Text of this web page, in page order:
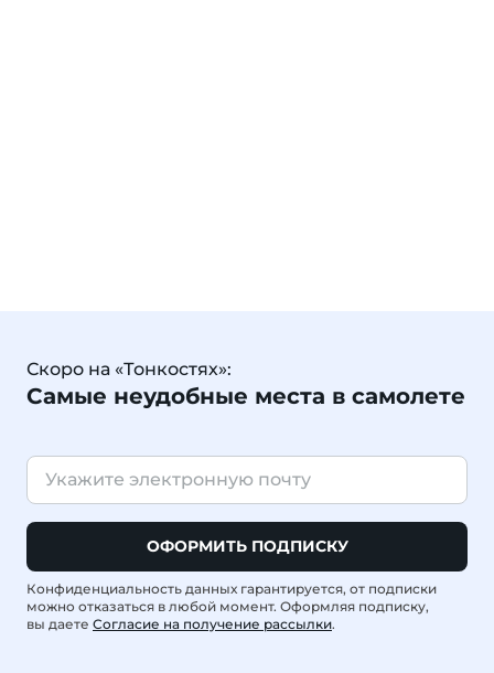
Скоро на «Тонкостях»:
Самые неудобные места в самолете
ОФОРМИТЬ ПОДПИСКУ
Конфиденциальность данных гарантируется, от подписки
можно отказаться в любой момент. Оформляя подписку,
вы даете Согласие на получение рассылки.